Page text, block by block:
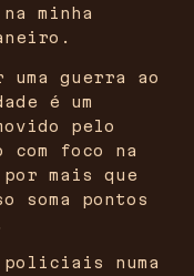
minha
guerra ao
é um
pelo
com foco na
por mais que
soma pontos
numa